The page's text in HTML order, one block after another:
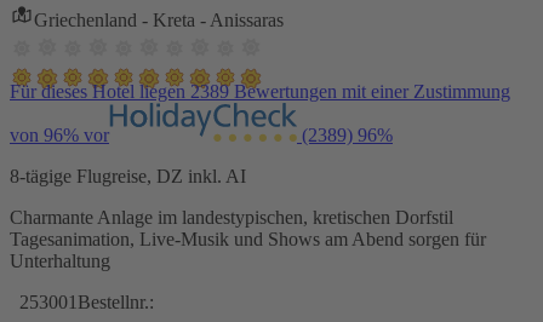
Griechenland - Kreta - Anissaras
Für dieses Hotel liegen 2389 Bewertungen mit einer Zustimmung
von 96% vor (2389) 96%
8-tägige Flugreise, DZ inkl. AI
Charmante Anlage im landestypischen, kretischen Dorfstil
Tagesanimation, Live-Musik und Shows am Abend sorgen für
Unterhaltung
253001 Bestellnr.: